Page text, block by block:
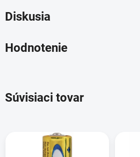
Diskusia
Hodnotenie
Súvisiaci tovar